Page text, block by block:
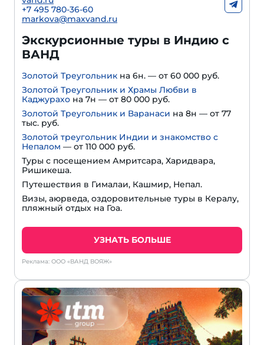
+7 495 780-36-60
markova@maxvand.ru
Экскурсионные туры в Индию с
ВАНД
Золотой Треугольник на 6н. — от 60 000 руб.
Золотой Треугольник и Храмы Любви в
Каджурахо на 7н — от 80 000 руб.
Золотой Треугольник и Варанаси на 8н — от 77
тыс. руб.
Золотой треугольник Индии и знакомство с
Непалом — от 110 000 руб.
Туры с посещением Амритсара, Харидвара,
Ришикеша.
Путешествия в Гималаи, Кашмир, Непал.
Визы, аюрведа, оздоровительные туры в Кералу,
пляжный отдых на Гоа.
УЗНАТЬ БОЛЬШЕ
Реклама: ООО «ВАНД ВОЯЖ»